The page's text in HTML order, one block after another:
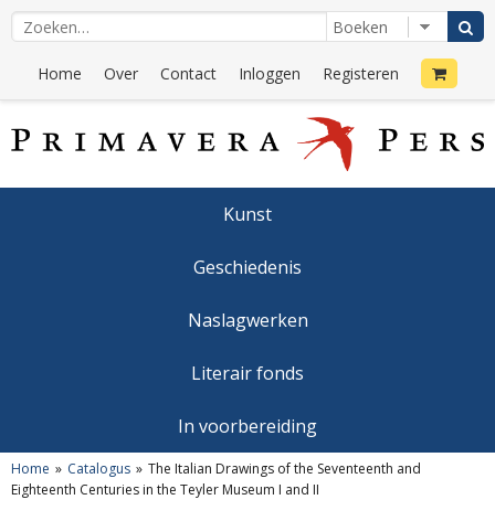
Home Over Contact Inloggen Registeren
Kunst
Geschiedenis
Naslagwerken
Literair fonds
In voorbereiding
Home Catalogus
The Italian Drawings of the Seventeenth and
Eighteenth Centuries in the Teyler Museum I and II